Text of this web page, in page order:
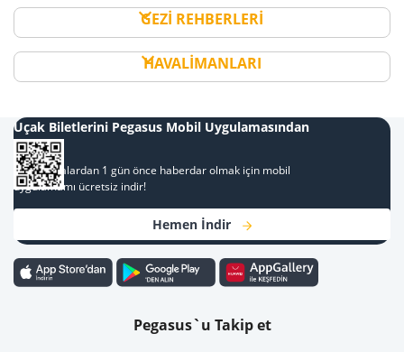
GEZİ REHBERLERİ
HAVALİMANLARI
Uçak Biletlerini Pegasus Mobil Uygulamasından
Al
Kampanyalardan 1 gün önce haberdar olmak için mobil
uygulamamı ücretsiz indir!
Hemen İndir
Pegasus`u Takip et